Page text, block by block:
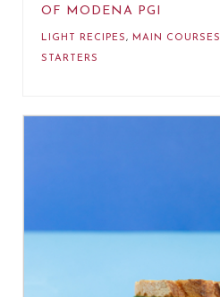
OF MODENA PGI
LIGHT RECIPES, MAIN COURSES
STARTERS